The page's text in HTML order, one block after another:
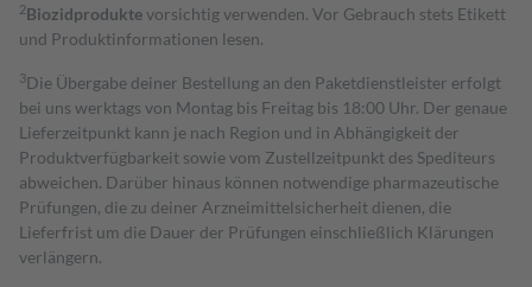
2Biozidproduktevorsichtig verwenden. Vor Gebrauch stets Etikett
und Produktinformationen lesen.
3Die Übergabe deiner Bestellung an den Paketdienstleister erfolgt
bei uns werktags von Montag bis Freitag bis 18:00 Uhr. Der genaue
Lieferzeitpunkt kann je nach Region und in Abhängigkeit der
Produktverfügbarkeit sowie vom Zustellzeitpunkt des Spediteurs
abweichen. Darüber hinaus können notwendige pharmazeutische
Prüfungen, die zu deiner Arzneimittelsicherheit dienen, die
Lieferfrist um die Dauer der Prüfungen einschließlich Klärungen
verlängern.